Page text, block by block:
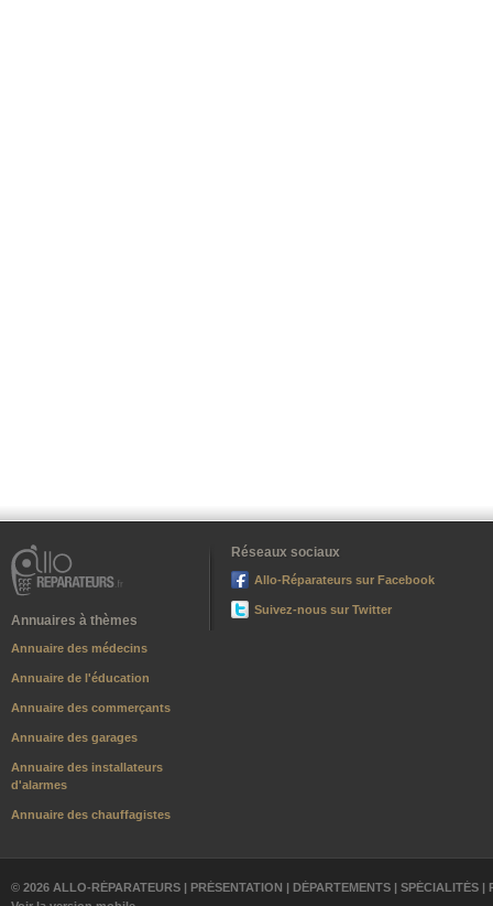
Annuaires à thèmes
Annuaire des médecins
Annuaire de l'éducation
Annuaire des commerçants
Annuaire des garages
Annuaire des installateurs
d'alarmes
Annuaire des chauffagistes
Réseaux sociaux
Allo-Réparateurs sur Facebook
Suivez-nous sur Twitter
© 2026 ALLO-RÉPARATEURS | PRÉSENTATION | DÉPARTEMENTS | SPÉCIALITÉS |